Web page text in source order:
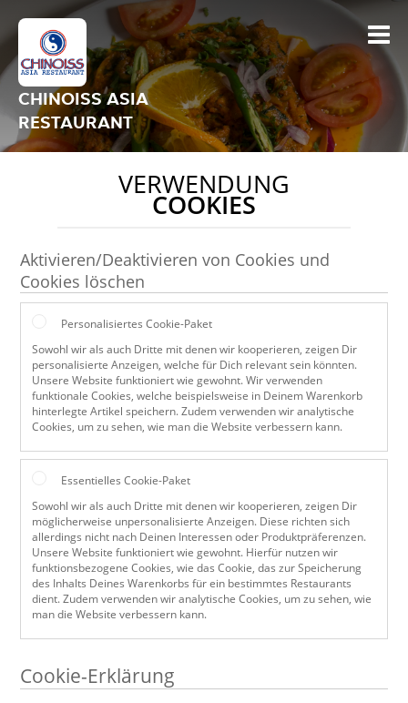
CHINOISS ASIA
RESTAURANT
VERWENDUNG
COOKIES
Aktivieren/Deaktivieren von Cookies und
Cookies löschen
Personalisiertes Cookie-Paket
Sowohl wir als auch Dritte mit denen wir kooperieren, zeigen Dir
personalisierte Anzeigen, welche für Dich relevant sein könnten.
Unsere Website funktioniert wie gewohnt. Wir verwenden
funktionale Cookies, welche beispielsweise in Deinem Warenkorb
hinterlegte Artikel speichern. Zudem verwenden wir analytische
Cookies, um zu sehen, wie man die Website verbessern kann.
Essentielles Cookie-Paket
Sowohl wir als auch Dritte mit denen wir kooperieren, zeigen Dir
möglicherweise unpersonalisierte Anzeigen. Diese richten sich
allerdings nicht nach Deinen Interessen oder Produktpräferenzen.
Unsere Website funktioniert wie gewohnt. Hierfür nutzen wir
funktionsbezogene Cookies, wie das Cookie, das zur Speicherung
des Inhalts Deines Warenkorbs für ein bestimmtes Restaurants
dient. Zudem verwenden wir analytische Cookies, um zu sehen, wie
man die Website verbessern kann.
Cookie-Erklärung